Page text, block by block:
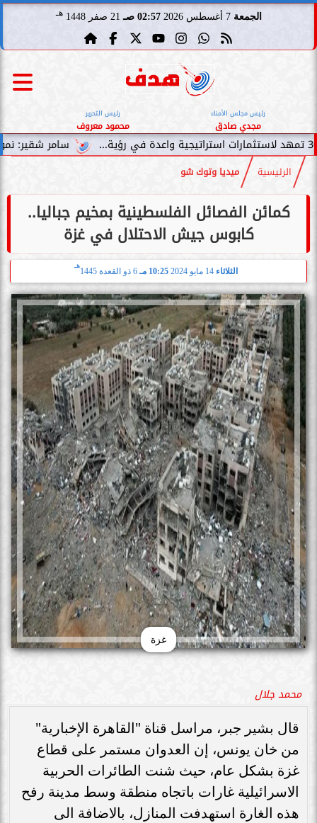
الجمعة 7 أغسطس 2026 02:57 صـ 21 صفر 1448 هـ
رئيس مجلس الأمناء
مجدي صادق
رئيس التحرير
محمود معروف
سامر شقير: نمو صناديق
الرئيسية ميديا وتوك شو
كمائن الفصائل الفلسطينية بمخيم جباليا..
كابوس جيش الاحتلال في غزة
الثلاثاء 14 مايو 2024 10:25 مـ 6 ذو القعدة 1445
هـ
غزة
محمد جلال
قال بشير جبر، مراسل قناة "القاهرة الإخبارية"
من خان يونس، إن العدوان مستمر على قطاع
غزة بشكل عام، حيث شنت الطائرات الحربية
الاسرائيلية غارات باتجاه منطقة وسط مدينة رفح
هذه الغارة استهدفت المنازل، بالاضافة الى